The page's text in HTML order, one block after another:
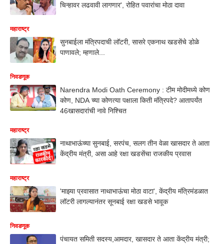
चिन्हावर लढवावी लागणार', रोहित पवारांचा मोठा दावा
महाराष्ट्र
सुनबाईला मंत्रि‍पदाची लॉटरी, सासरे एकनाथ खडसेंचे डोळे
पाणावले; म्हणाले...
निवडणूक
Narendra Modi Oath Ceremony : टीम मोदीमध्ये कोण
कोण, NDA च्या कोणत्या पक्षाला किती मंत्रिपदे? आतापर्यंत
46खासदारांची नावे निश्चित
महाराष्ट्र
नाथाभाऊंच्या सुनबाई, सरपंच, सलग तीन वेळा खासदार ते आता
केंद्रीय मंत्री, असा आहे रक्षा खडसेंचा राजकीय प्रवास
महाराष्ट्र
'माझ्या प्रवासात नाथाभाऊंचा मोठा वाटा', केंद्रीय मंत्रिमंडळात
लॉटरी लागल्यानंतर सूनबाई रक्षा खडसे भावूक
निवडणूक
पंचायत समिती सदस्य,आमदार, खासदार ते आता केंद्रीय मंत्री;